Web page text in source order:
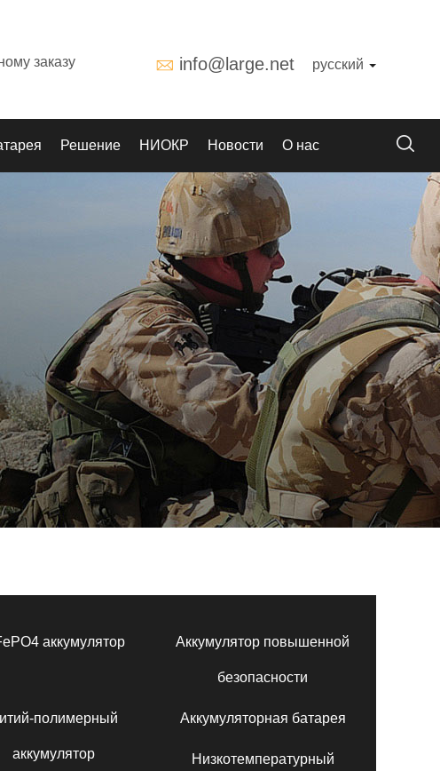
заказу info@large.net русский
Решение НИОКР Новости О нас
аккумулятор Аккумулятор повышенной
безопасности
полимерный
аккумулятор
Аккумуляторная батарея
Низкотемпературный